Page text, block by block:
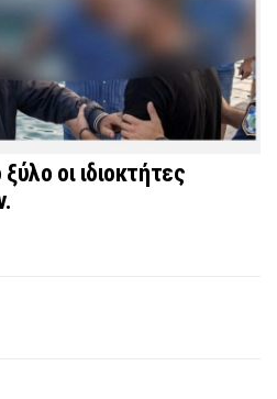
οι ιδιοκτήτες